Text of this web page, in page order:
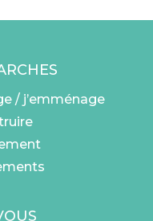
/ j’emménage